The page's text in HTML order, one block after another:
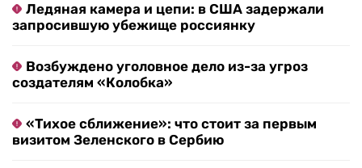
Ледяная камера и цепи: в США задержали
запросившую убежище россиянку
Возбуждено уголовное дело из-за угроз
создателям «Колобка»
«Тихое сближение»: что стоит за первым
визитом Зеленского в Сербию